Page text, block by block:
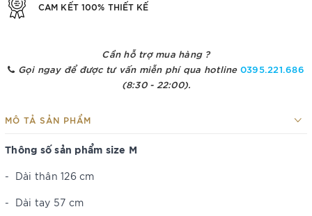
CAM KẾT 100% THIẾT KẾ
Cần hỗ trợ mua hàng ?
Gọi ngay để được tư vấn miễn phí qua hotline 0395.221.686
(8:30 - 22:00).
MÔ TẢ SẢN PHẨM
Thông số sản phẩm size M
- Dài thân 126 cm
- Dài tay 57 cm